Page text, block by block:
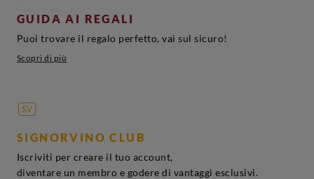
GUIDA AI REGALI
Puoi trovare il regalo perfetto, vai sul sicuro!
Scopri di più
SIGNORVINO CLUB
Iscriviti per creare il tuo account,
diventare un membro e godere di vantaggi esclusivi.